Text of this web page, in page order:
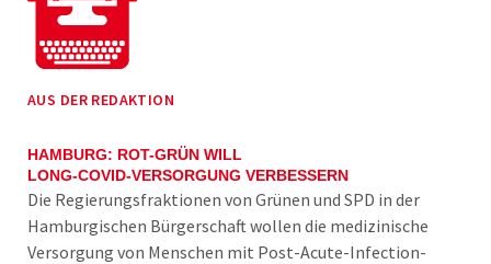
AUS DER REDAKTION
HAMBURG: ROT-GRÜN WILL
LONG-COVID-VERSORGUNG VERBESSERN
Die Regierungsfraktionen von Grünen und SPD in der
Hamburgischen Bürgerschaft wollen die medizinische
Versorgung von Menschen mit Post-Acute-Infection-